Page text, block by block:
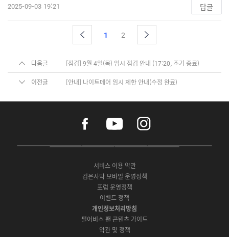
2025-09-03 19:21 답글
1 2
다음글 [점검] 9월 4일(목) 임시 점검 안내 (17:20, 조기 종료)
이전글 [안내] 나이트메어 임시 제한 안내(수정 완료)
a
e
o
k
o
t
b
e
i
n
t
r
a
P
A
p
S
t
o
r
e
G
a
t
S
e
서비스 이용 약관
검은사막 모바일 운영정책
포럼 운영정책
이벤트 정책
개인정보처리방침
펄어비스 팬 콘텐츠 가이드
약관 및 정책